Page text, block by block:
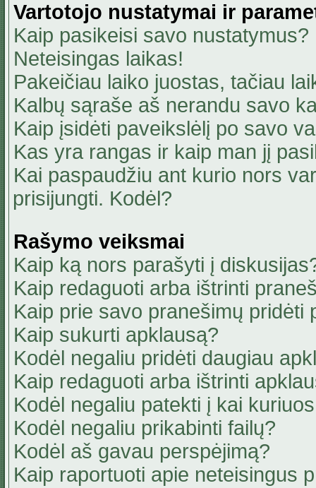
Vartotojo nustatymai ir
Kaip pasikeisi savo nustatymus?
Neteisingas laikas!
Pakeičiau laiko juostas, tačiau
Kalbų sąraše aš nerandu savo
Kaip įsidėti paveikslėlį po savo
Kas yra rangas ir kaip man jį
Kai paspaudžiu ant kurio nors
prisijungti. Kodėl?
Rašymo veiksmai
Kaip ką nors parašyti į
Kaip redaguoti arba ištrinti
Kaip prie savo pranešimų pridėti
Kaip sukurti apklausą?
Kodėl negaliu pridėti daugiau
Kaip redaguoti arba ištrinti
Kodėl negaliu patekti į kai
Kodėl negaliu prikabinti failų?
Kodėl aš gavau perspėjimą?
Kaip raportuoti apie neteisingus